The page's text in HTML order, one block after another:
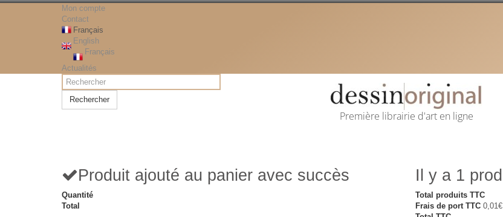
Mon compte
Contact
Français
English
Français
Actualités
Rechercher
Première librairie d'art en ligne
Produit ajouté au panier avec succès
Quantité
Total
Il y a 1
Total produits TTC
Frais de port TTC